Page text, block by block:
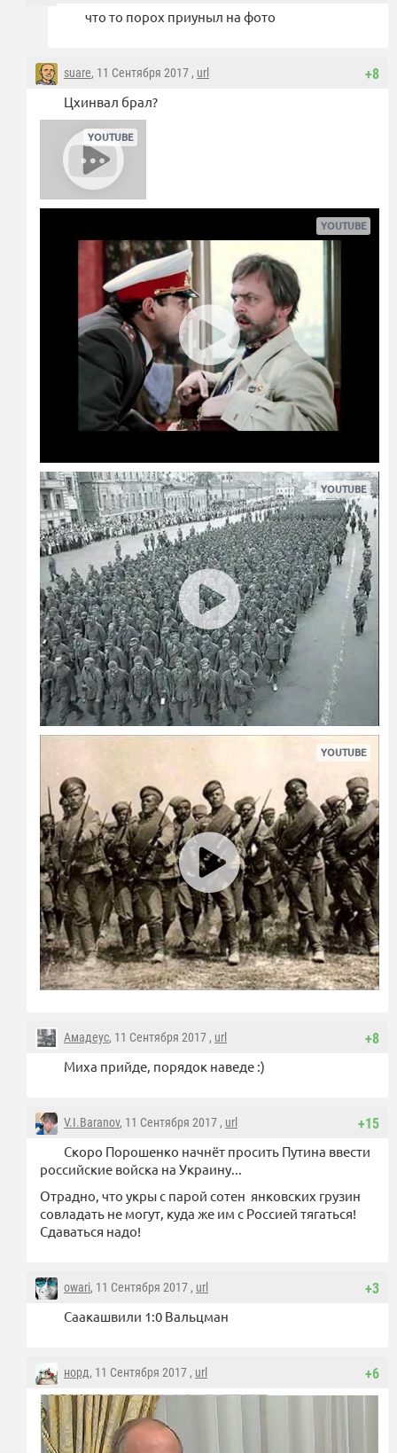
что то порох приуныл на фото
+8
suare, 11 Сентября 2017 , url
Цхинвал брал?
+8
Амадеус, 11 Сентября 2017 , url
Миха прийде, порядок наведе :)
+15
V.I.Baranov, 11 Сентября 2017 , url
Скоро Порошенко начнёт просить Путина ввести
российские войска на Украину...
Отрадно, что укры с парой сотен янковских грузин
совладать не могут, куда же им с Россией тягаться!
Сдаваться надо!
+3
owari, 11 Сентября 2017 , url
Саакашвили 1:0 Вальцман
+6
норд, 11 Сентября 2017 , url